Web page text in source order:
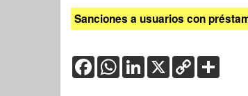
Sanciones a usuarios con
FacebookWhatsApp
LinkedIn
X Copy
Link